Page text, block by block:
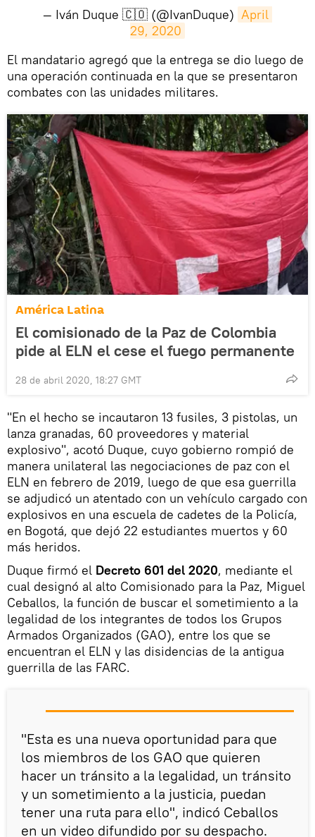
— Iván Duque 🇨🇴 (@IvanDuque) April
29, 2020
El mandatario agregó que la entrega se dio luego de
una operación continuada en la que se presentaron
combates con las unidades militares.
América Latina
El comisionado de la Paz de Colombia
pide al ELN el cese el fuego permanente
28 de abril 2020, 18:27 GMT
"En el hecho se incautaron 13 fusiles, 3 pistolas, un
lanza granadas, 60 proveedores y material
explosivo", acotó Duque, cuyo gobierno rompió de
manera unilateral las negociaciones de paz con el
ELN en febrero de 2019, luego de que esa guerrilla
se adjudicó un atentado con un vehículo cargado con
explosivos en una escuela de cadetes de la Policía,
en Bogotá, que dejó 22 estudiantes muertos y 60
más heridos.
Duque firmó el Decreto 601 del 2020, mediante el
cual designó al alto Comisionado para la Paz, Miguel
Ceballos, la función de buscar el sometimiento a la
legalidad de los integrantes de todos los Grupos
Armados Organizados (GAO), entre los que se
encuentran el ELN y las disidencias de la antigua
guerrilla de las FARC.
"Esta es una nueva oportunidad para que
los miembros de los GAO que quieren
hacer un tránsito a la legalidad, un tránsito
y un sometimiento a la justicia, puedan
tener una ruta para ello", indicó Ceballos
en un video difundido por su despacho.